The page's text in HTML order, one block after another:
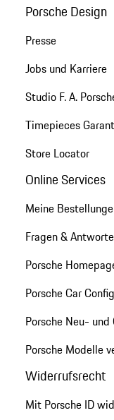
Porsche Design
Presse
Jobs und Karriere
Studio F. A.
Timepieces
Store Locator
Online Services
Meine
Fragen &
Porsche
Porsche Car
Porsche Neu-
Porsche Modelle
Widerrufsrecht
Mit Porsche ID